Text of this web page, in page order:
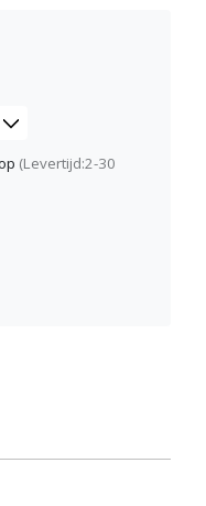
(Levertijd:2-30